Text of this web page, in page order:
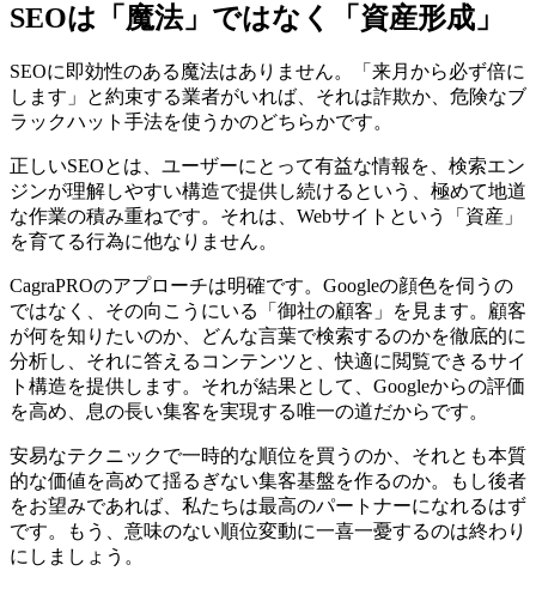
SEOは「魔法」ではなく「資産形成」
SEOに即効性のある魔法はありません。「来月から必ず倍に
します」と約束する業者がいれば、それは詐欺か、危険なブ
ラックハット手法を使うかのどちらかです。
正しいSEOとは、ユーザーにとって有益な情報を、検索エン
ジンが理解しやすい構造で提供し続けるという、極めて地道
な作業の積み重ねです。それは、Webサイトという「資産」
を育てる行為に他なりません。
CagraPROのアプローチは明確です。Googleの顔色を伺うの
ではなく、その向こうにいる「御社の顧客」を見ます。顧客
が何を知りたいのか、どんな言葉で検索するのかを徹底的に
分析し、それに答えるコンテンツと、快適に閲覧できるサイ
ト構造を提供します。それが結果として、Googleからの評価
を高め、息の長い集客を実現する唯一の道だからです。
安易なテクニックで一時的な順位を買うのか、それとも本質
的な価値を高めて揺るぎない集客基盤を作るのか。もし後者
をお望みであれば、私たちは最高のパートナーになれるはず
です。もう、意味のない順位変動に一喜一憂するのは終わり
にしましょう。